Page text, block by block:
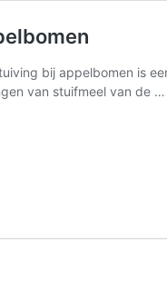
bij appelbomen is
van stuifmeel van de